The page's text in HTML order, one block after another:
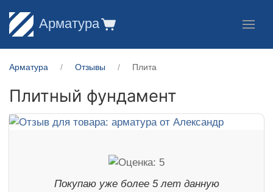
Арматура
Арматура Отзывы Плита
Плитный фундамент
Покупаю уже более 5 лет данную